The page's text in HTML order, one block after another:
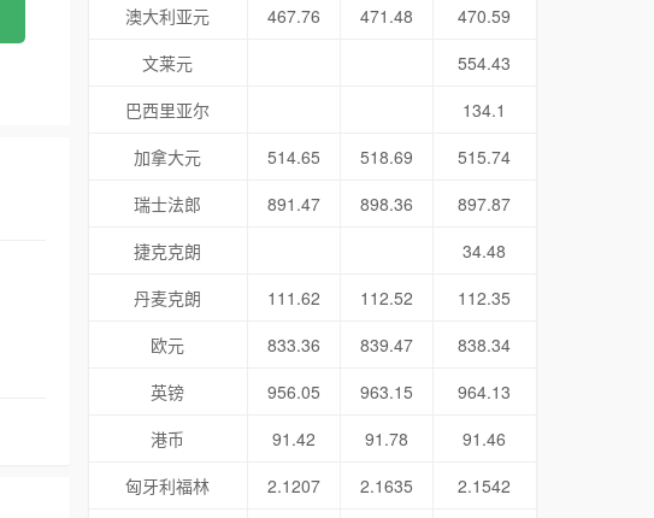
澳大利亚元
467.76 471.48
470.59
文莱元
554.43
巴西里亚尔
134.1
加拿大元
514.65 518.69
515.74
瑞士法郎
891.47 898.36
897.87
捷克克朗
34.48
丹麦克朗
111.62 112.52
112.35
欧元
833.36 839.47
838.34
英镑
956.05 963.15
964.13
港币
91.42 91.78
91.46
匈牙利福林
2.1207 2.1635
2.1542